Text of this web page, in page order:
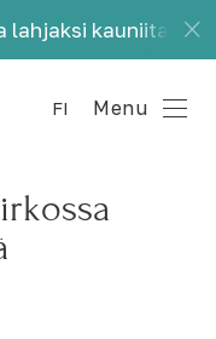
muistoja.
FI Menu